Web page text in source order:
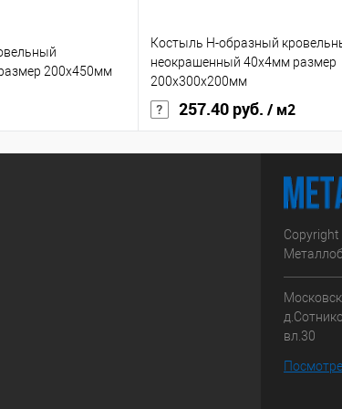
200х450мм
Костыль H-образный
неокрашенный 40х4мм размер
200x300х200мм
257.40 руб. / м2
вл.30